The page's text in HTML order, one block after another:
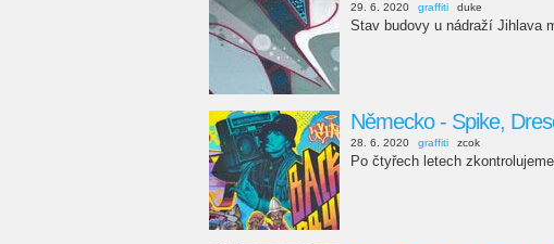
29. 6. 2020 graffiti duke
Stav budovy u nádraží Jihlava
Německo - Spike,
28. 6. 2020 graffiti zcok
Po čtyřech letech